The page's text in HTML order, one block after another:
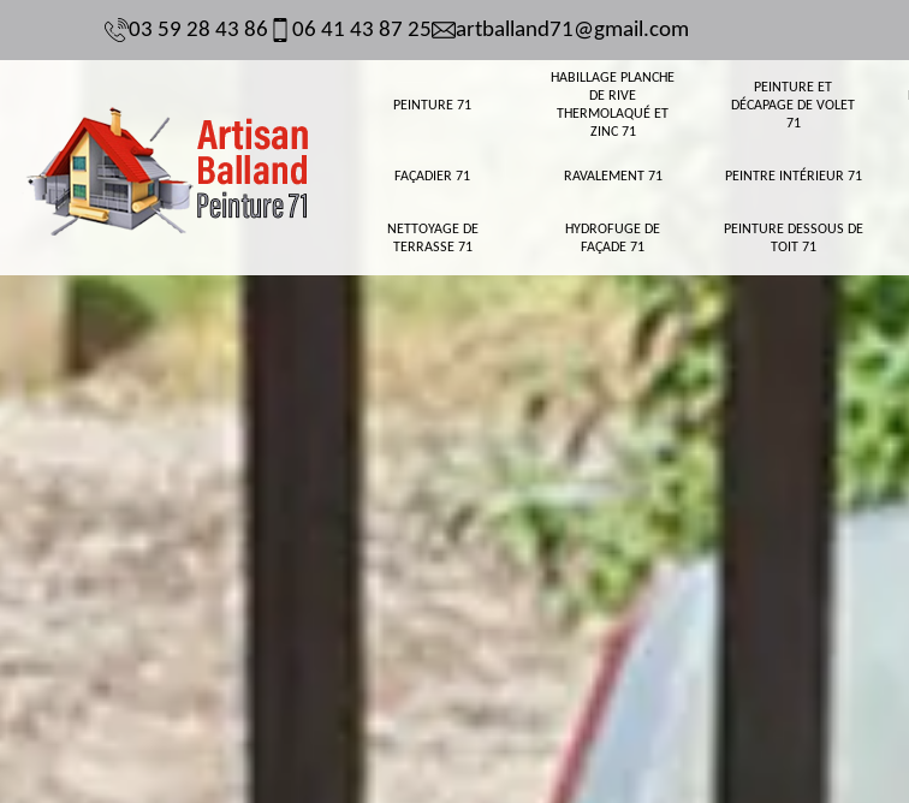
03 59 28 43 86 06 41 43 87 25 artballand71@gmail.com
PEINTURE 71
HABILLAGE PLANCHE
DE RIVE
THERMOLAQUÉ ET
ZINC 71
PEINTURE ET
DÉCAPAGE DE VOLET
71
FAÇADIER 71 RAVALEMENT 71 PEINTRE INTÉRIEUR 71
NETTOYAGE DE
TERRASSE 71
HYDROFUGE DE
FAÇADE 71
PEINTURE DESSOUS DE
TOIT 71